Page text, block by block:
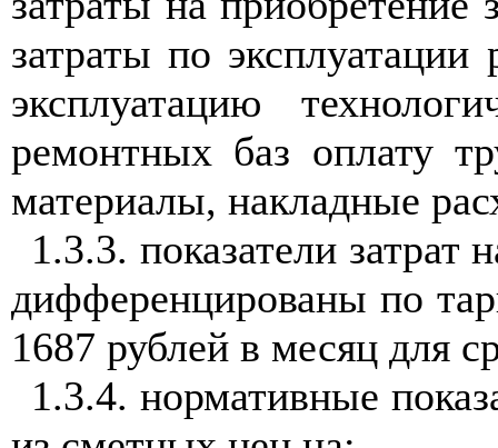
затраты по
эксплуатацию
ремонтных баз оплату
материалы, накладные
1.3.3. показатели затрат
дифференцированы по
1687 рублей в месяц для
1.3.4. нормативные